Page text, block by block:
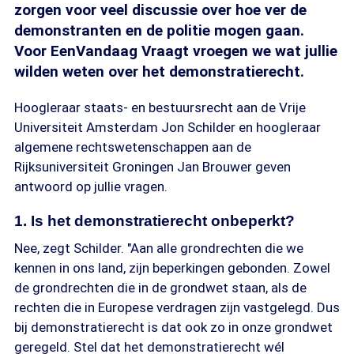
zorgen voor veel discussie over hoe ver de
demonstranten en de politie mogen gaan.
Voor EenVandaag Vraagt vroegen we wat jullie
wilden weten over het demonstratierecht.
Hoogleraar staats- en bestuursrecht aan de Vrije
Universiteit Amsterdam Jon Schilder en hoogleraar
algemene rechtswetenschappen aan de
Rijksuniversiteit Groningen Jan Brouwer geven
antwoord op jullie vragen.
1. Is het demonstratierecht onbeperkt?
Nee, zegt Schilder. "Aan alle grondrechten die we
kennen in ons land, zijn beperkingen gebonden. Zowel
de grondrechten die in de grondwet staan, als de
rechten die in Europese verdragen zijn vastgelegd. Dus
bij demonstratierecht is dat ook zo in onze grondwet
geregeld. Stel dat het demonstratierecht wél